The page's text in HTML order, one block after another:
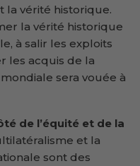
la vérité historique.
la vérité historique
à salir les exploits
les acquis de la
sera vouée à
de l’équité et de la
et la
sont des